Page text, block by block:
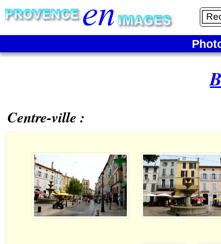
Centre-ville :